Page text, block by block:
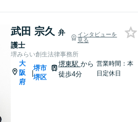
武田 宗久 弁
護士
インタビューを
見る
堺みらい創生法律事務所
大
阪
府
|
堺市
堺区
堺東駅 から
徒歩4分
営業時間：本
日定休日